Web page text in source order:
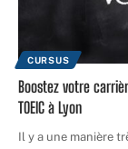
CURSUS
Boostez votre
TOEIC à Lyon
Il y a une manière